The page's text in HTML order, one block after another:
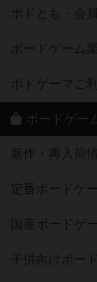
ボドとも・会
ボードゲーム
ボドゲーマご
ボードゲー
新作・再入荷
定番ボードゲ
国産ボードゲ
子供向けボー